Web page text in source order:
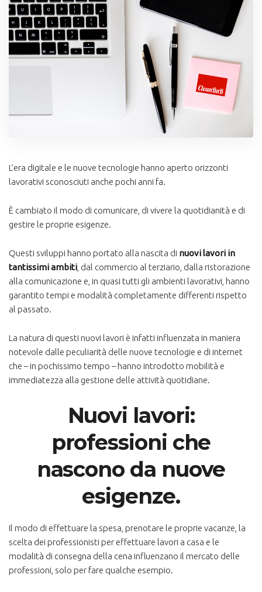
L’era digitale e le nuove tecnologie hanno aperto orizzonti
lavorativi sconosciuti anche pochi anni fa.
È cambiato il modo di comunicare, di vivere la quotidianità e di
gestire le proprie esigenze.
Questi sviluppi hanno portato alla nascita di nuovi lavori in
tantissimi ambiti , dal commercio al terziario, dalla ristorazione
alla comunicazione e, in quasi tutti gli ambienti lavorativi, hanno
garantito tempi e modalità completamente differenti rispetto
al passato.
La natura di questi nuovi lavori è infatti influenzata in maniera
notevole dalle peculiarità delle nuove tecnologie e di internet
che – in pochissimo tempo – hanno introdotto mobilità e
immediatezza alla gestione delle attività quotidiane.
Nuovi lavori:
professioni che
nascono da nuove
esigenze.
Il modo di effettuare la spesa, prenotare le proprie vacanze, la
scelta dei professionisti per effettuare lavori a casa e le
modalità di consegna della cena influenzano il mercato delle
professioni, solo per fare qualche esempio.